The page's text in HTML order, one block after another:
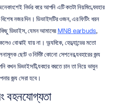
নির্ভর করে আপনি এটি কতটা নিয়মিত ব্যবহার
নজর দিন। ডিভাইসটির ওজন, এর ফিটিং ধরন
কিছু ডিভাইস, যেমন আমাদের MN8 earbuds,
বোঝাই যায় না। অন্যদিকে, হেডব্যান্ডের মতো
ছোট ও নির্দিষ্ট কোনো সেশনের ব্যবহারের জন্য
কখন ডিভাইসটি ব্যবহার করতে চান তা নিয়ে ভাবুন
জন্য সেরা হবে।
বহনযোগ্যতা